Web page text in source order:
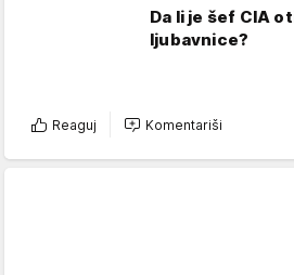
Da li je šef CIA
ljubavnice?
Reaguj Komentariši